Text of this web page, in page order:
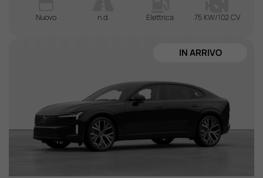
Nuovo n.d. Elettrica 75 KW/102 CV
IN ARRIVO